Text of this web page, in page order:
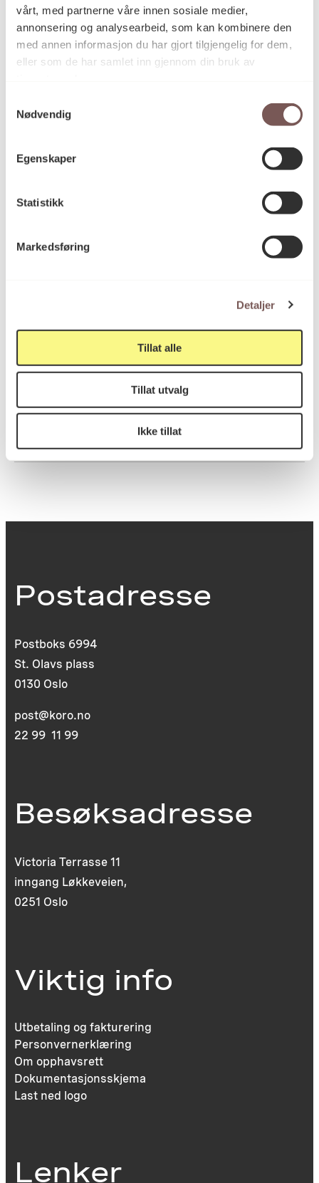
vårt, med partnerne våre innen sosiale medier,
annonsering og analysearbeid, som kan kombinere den
med annen informasjon du har gjort tilgjengelig for dem,
eller som de har samlet inn gjennom din bruk av
Nødvendig
Egenskaper
Statistikk
Markedsføring
Detaljer
Tillat alle
Tillat utvalg
Ikke tillat
Detaljer
Datering 2015
Teknikk og
materiale
Bredde: 765cm
Dybde: 5cm
Bredde: 365cm
KORO.006939
Postadresse
Postboks 6994
St. Olavs plass
0130 Oslo
post@koro.no
22 99 11 99
Besøksadresse
Victoria Terrasse 11
inngang Løkkeveien,
0251 Oslo
Viktig info
Utbetaling og fakturering
Personvernerklæring
Om opphavsrett
Dokumentasjonsskjema
Last ned logo
Lenker